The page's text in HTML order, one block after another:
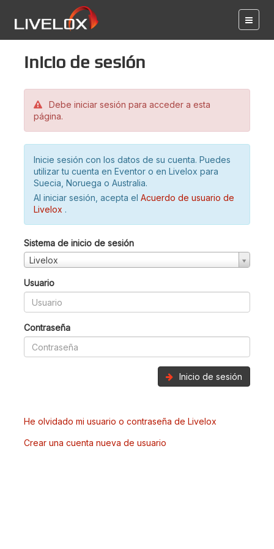
Inicio de sesión
Debe iniciar sesión para acceder a esta
página.
Inicie sesión con los datos de su cuenta. Puedes
utilizar tu cuenta en Eventor o en Livelox para
Suecia, Noruega o Australia.
Al iniciar sesión, acepta el Acuerdo de usuario de
Livelox .
Sistema de inicio de sesión
Livelox
Usuario
Contraseña
Inicio de sesión
He olvidado mi usuario o contraseña de Livelox
Crear una cuenta nueva de usuario